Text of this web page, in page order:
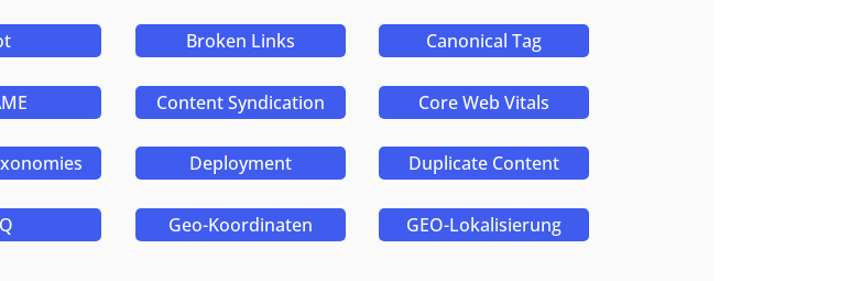
Broken Links Canonical Tag
Content Syndication Core Web Vitals
Deployment Duplicate Content
Geo-Koordinaten GEO-Lokalisierung